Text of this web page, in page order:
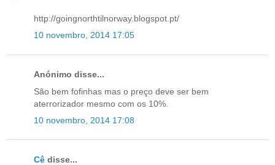
http://goingnorthtilnorway.blogspot.pt/
10 novembro, 2014 17:05
Anónimo disse...
São bem fofinhas mas o preço deve ser bem
aterrorizador mesmo com os 10%.
10 novembro, 2014 17:08
Cê disse...